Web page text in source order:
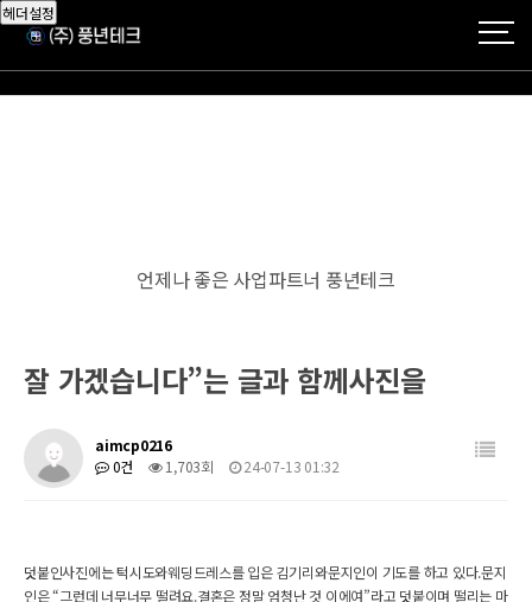
헤더설정
언제나 좋은 사업파트너 풍년테크
잘 가겠습니다”는 글과 함께사진을
aimcp0216
0건
1,703회 24-07-13 01:32
덧붙인사진에는 턱시도와웨딩드레스를 입은 김기리와문지인이 기도를 하고 있다.문지
인은 “그런데 너무너무 떨려요.결혼은 정말 엄청난 것 이에여”라고 덧붙이며 떨리는 마